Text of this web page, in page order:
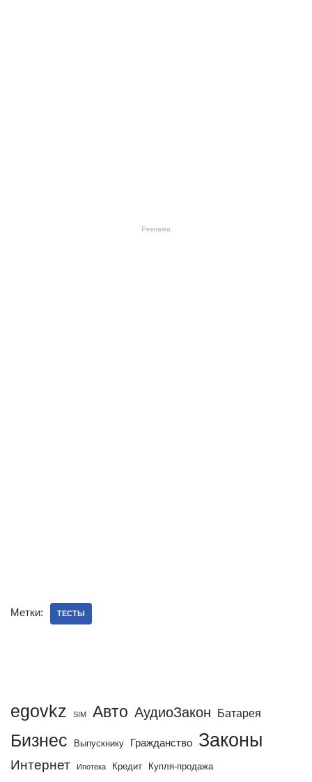
Реклама
Метки: ТЕСТЫ
egovkz SIM Авто АудиоЗакон Батарея
Бизнес Выпускнику Гражданство Законы
Интернет Ипотека Кредит Купля-продажа